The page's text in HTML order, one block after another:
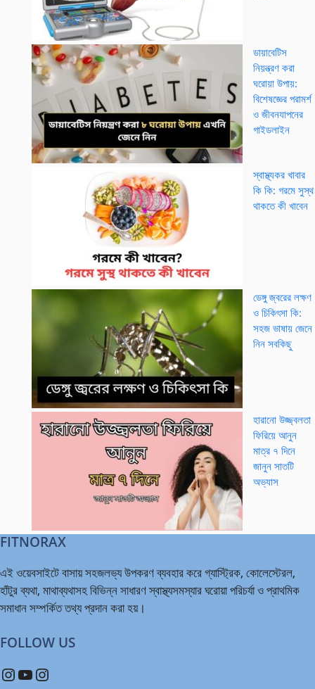
ডায়াবেটিস
নিয়ন্ত্রণ করা
ঘরোয়া উপায়:
বিশেষজ্ঞের পরামর্শ
ও জীবনযাপনের
গাইডলাইন
স্বাস্থ্যকর খাবার
কি কি: গরমে সুস্থ
থাকতে কী খাবেন
ডেঙ্গু জ্বরের লক্ষণ
ও চিকিৎসা কি:
সহজ ভাষায় জেনে
নিন সবকিছু
হারানো উজ্জ্বলতা
ফিরিয়ে আনুন
মাত্র ৭ দিনে
জানুন সাতটি
অভ্যাস
FITNORAX
এই ওয়েবসাইটে বাসায় সহজলভ্য উপকরণ ব্যবহার করে গ্যাস্ট্রিক, কোলেস্টেরল,
হাঁটুর ব্যথা, মাথাব্যথাসহ বিভিন্ন সাধারণ স্বাস্থ্যসমস্যার ঘরোয়া পরিচর্যা ও প্রাথমিক
সমাধান সম্পর্কিত তথ্য প্রদান করা হয়।
FOLLOW US
InstagramYouTube Instagram